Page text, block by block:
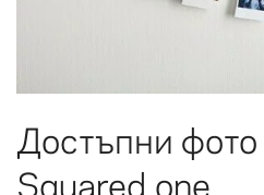
Достъпни
Squared.one